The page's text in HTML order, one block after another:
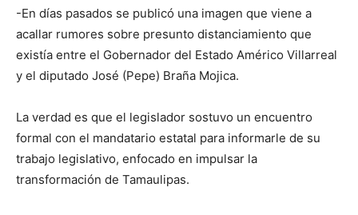
-En días pasados se publicó una imagen que viene a
acallar rumores sobre presunto distanciamiento que
existía entre el Gobernador del Estado Américo Villarreal
y el diputado José (Pepe) Braña Mojica.
La verdad es que el legislador sostuvo un encuentro
formal con el mandatario estatal para informarle de su
trabajo legislativo, enfocado en impulsar la
transformación de Tamaulipas.